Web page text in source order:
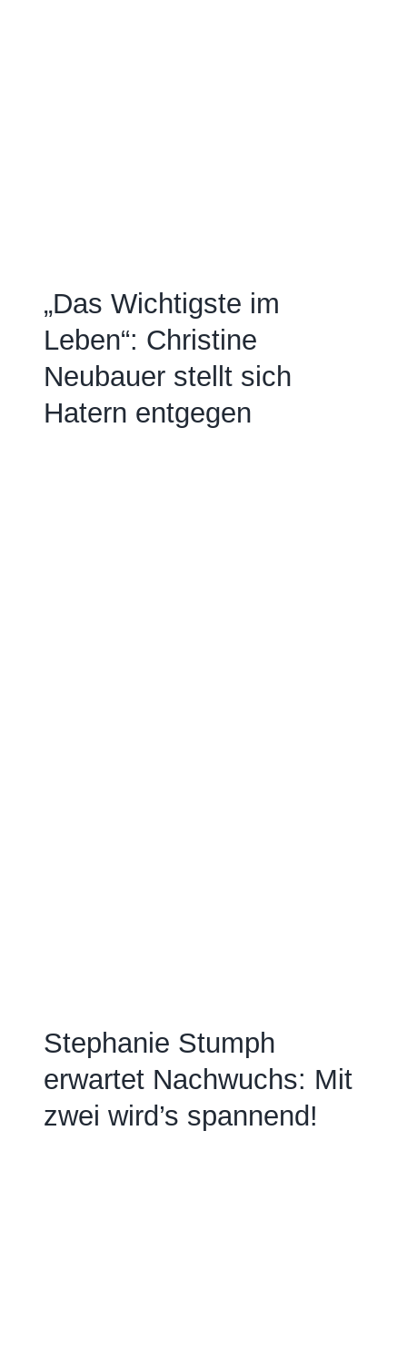
„Das Wichtigste im
Leben“: Christine
Neubauer stellt sich
Hatern entgegen
Stephanie Stumph
erwartet Nachwuchs: Mit
zwei wird’s spannend!